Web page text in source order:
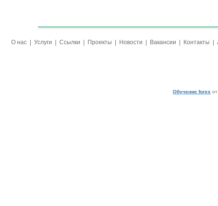
О нас Услуги Ссылки Проекты Новости Вакансии Контакты
Обучение forex